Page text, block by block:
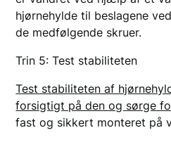
hjørnehylde til beslagene
de medfølgende skruer.
Trin 5: Test stabiliteten
Test stabiliteten af
forsigtigt på den og sørge
fast og sikkert monteret på